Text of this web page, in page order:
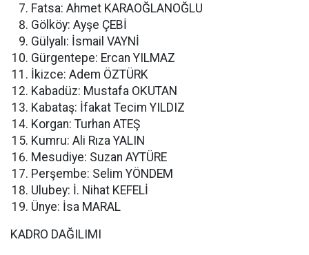
Fatsa: Ahmet KARAOĞLANOĞLU
Gölköy: Ayşe ÇEBİ
Gülyalı: İsmail VAYNİ
Gürgentepe: Ercan YILMAZ
İkizce: Adem ÖZTÜRK
Kabadüz: Mustafa OKUTAN
Kabataş: İfakat Tecim YILDIZ
Korgan: Turhan ATEŞ
Kumru: Ali Rıza YALIN
Mesudiye: Suzan AYTÜRE
Perşembe: Selim YÖNDEM
Ulubey: İ. Nihat KEFELİ
Ünye: İsa MARAL
KADRO DAĞILIMI